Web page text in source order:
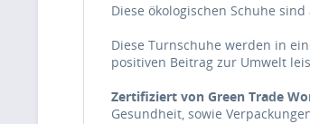
Diese ökologischen Schuhe
Diese Turnschuhe werden in
positiven Beitrag zur Umwelt
Zertifiziert von Green Trade
Gesundheit, sowie